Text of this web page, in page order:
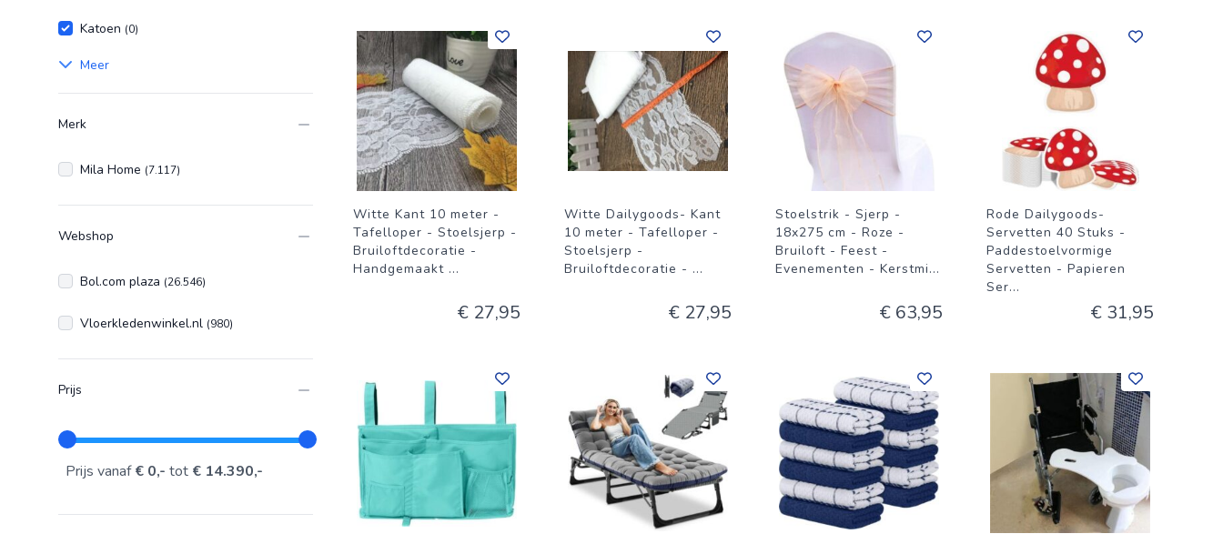
Katoen (0)
Meer
Merk
Mila Home (7.117)
Webshop
Bol.com plaza (26.546)
Vloerkledenwinkel.nl (980)
Prijs
Prijs vanaf€ 0,- tot € 14.390,-
Witte Kant 10 meter -
Tafelloper - Stoelsjerp -
Bruiloftdecoratie -
Handgemaakt ...
€ 27,95
Witte Dailygoods- Kant
10 meter - Tafelloper -
Stoelsjerp -
Bruiloftdecoratie - ...
€ 27,95
Stoelstrik - Sjerp -
18x275 cm - Roze -
Bruiloft - Feest -
Evenementen - Kerstmi...
€ 63,95
Rode Dailygoods-
Servetten 40 Stuks -
Paddestoelvormige
Servetten - Papieren
Ser...
€ 31,95